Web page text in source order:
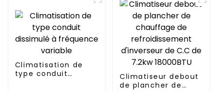
Climatisation de
type conduit
Climatiseur debout
de plancher de